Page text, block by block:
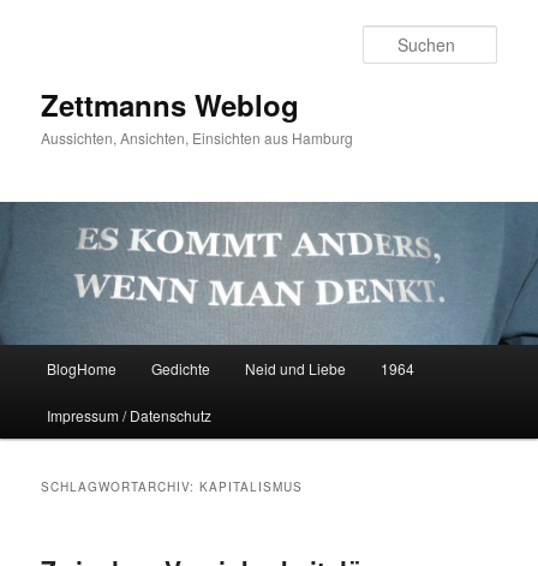
Zettmanns Weblog
Aussichten, Ansichten, Einsichten aus Hamburg
BlogHome Gedichte Neid und Liebe 1964
Impressum / Datenschutz
SCHLAGWORTARCHIV:KAPITALISMUS